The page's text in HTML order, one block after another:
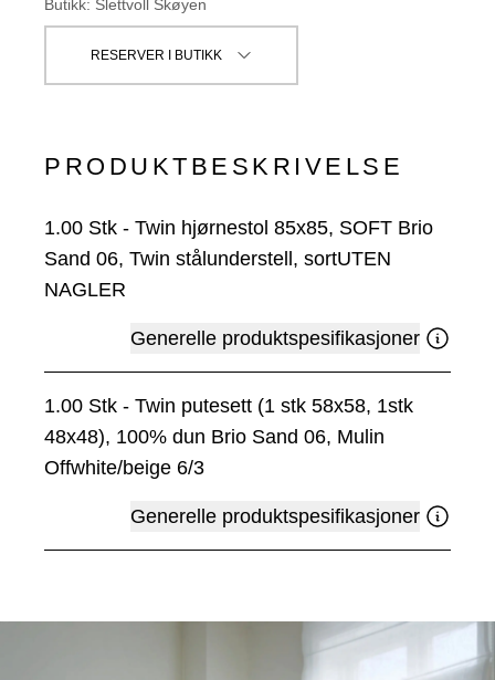
Butikk: Slettvoll Skøyen
RESERVER I BUTIKK
PRODUKTBESKRIVELSE
1.00 Stk - Twin hjørnestol 85x85, SOFT Brio
Sand 06, Twin stålunderstell, sortUTEN
NAGLER
Generelle produktspesifikasjoner
1.00 Stk - Twin putesett (1 stk 58x58, 1stk
48x48), 100% dun Brio Sand 06, Mulin
Offwhite/beige 6/3
Generelle produktspesifikasjoner